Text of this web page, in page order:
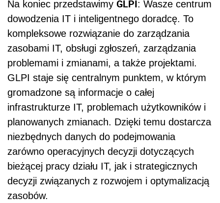
Na koniec przedstawimy GLPI: Wasze centrum
dowodzenia IT i inteligentnego doradcę. To
kompleksowe rozwiązanie do zarządzania
zasobami IT, obsługi zgłoszeń, zarządzania
problemami i zmianami, a także projektami.
GLPI staje się centralnym punktem, w którym
gromadzone są informacje o całej
infrastrukturze IT, problemach użytkowników i
planowanych zmianach. Dzięki temu dostarcza
niezbędnych danych do podejmowania
zarówno operacyjnych decyzji dotyczących
bieżącej pracy działu IT, jak i strategicznych
decyzji związanych z rozwojem i optymalizacją
zasobów.